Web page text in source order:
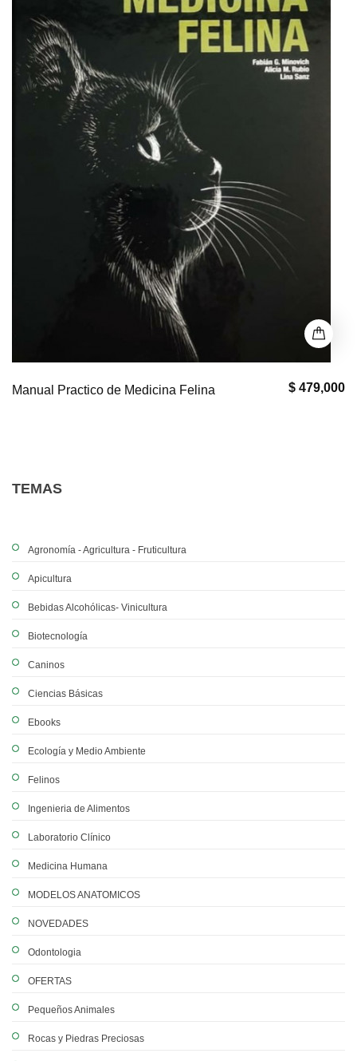
TEMAS
Agronomía - Agricultura - Fruticultura
Apicultura
Bebidas Alcohólicas- Vinicultura
Biotecnología
Caninos
Ciencias Básicas
Ebooks
Ecología y Medio Ambiente
Felinos
Ingenieria de Alimentos
Laboratorio Clínico
Medicina Humana
MODELOS ANATOMICOS
NOVEDADES
Odontologia
OFERTAS
Pequeños Animales
Rocas y Piedras Preciosas
$ 479,000
Manual Practico de Medicina Felina